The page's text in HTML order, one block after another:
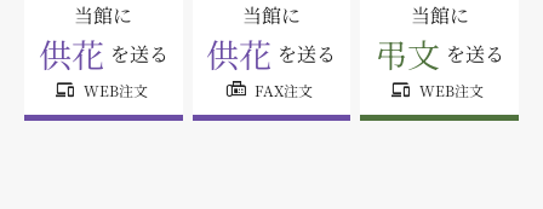
当館に
供花 を送る
devices WEB注文
当館に
供花 を送る
fax FAX注文
当館に
弔文 を送る
devices WEB注文